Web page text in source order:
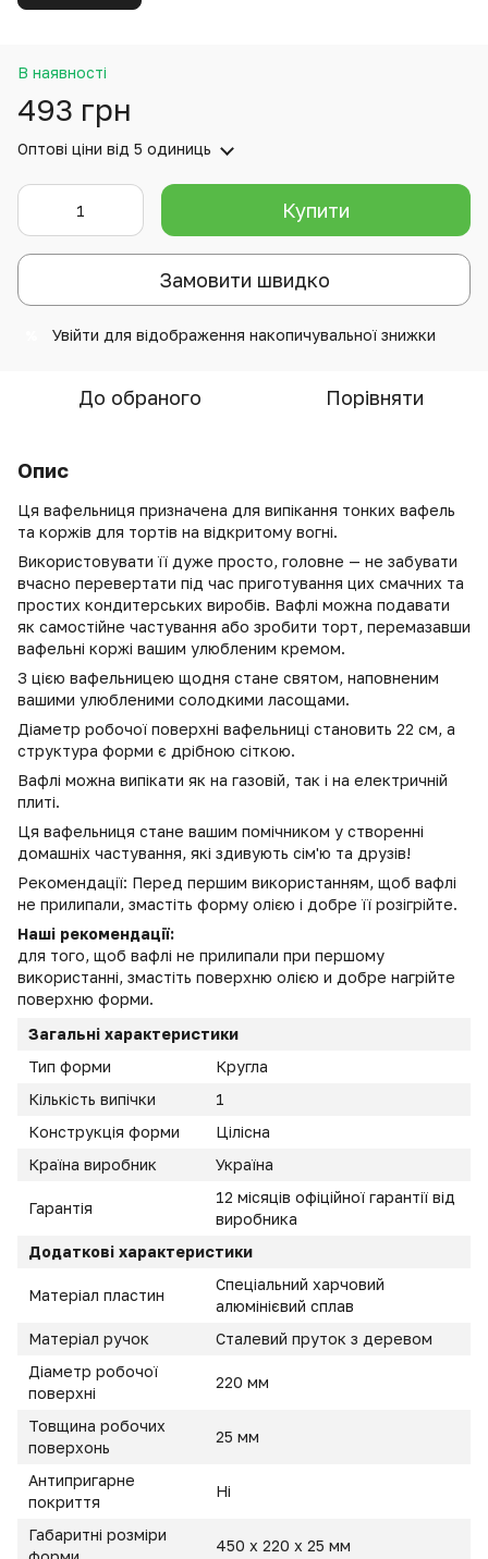
В наявності
493 грн
Оптові ціни від 5 одиниць
Купити
Замовити швидко
Увійти для відображення накопичувальної знижки
До обраного Порівняти
Опис
Ця вафельниця призначена для випікання тонких вафель
та коржів для тортів на відкритому вогні.
Використовувати її дуже просто, головне — не забувати
вчасно перевертати під час приготування цих смачних та
простих кондитерських виробів. Вафлі можна подавати
як самостійне частування або зробити торт, перемазавши
вафельні коржі вашим улюбленим кремом.
З цією вафельницею щодня стане святом, наповненим
вашими улюбленими солодкими ласощами.
Діаметр робочої поверхні вафельниці становить 22 см, а
структура форми є дрібною сіткою.
Вафлі можна випікати як на газовій, так і на електричній
плиті.
Ця вафельниця стане вашим помічником у створенні
домашніх частування, які здивують сім'ю та друзів!
Рекомендації: Перед першим використанням, щоб вафлі
не прилипали, змастіть форму олією і добре її розігрійте.
Наші рекомендації:
для того, щоб вафлі не прилипали при першому
використанні, змастіть поверхню олією и добре нагрійте
поверхню форми.
Загальні характеристики
Тип форми
Кругла
Кількість випічки
1
Конструкція форми
Цілісна
Країна виробник
Україна
Гарантія
12 місяців офіційної гарантії від
виробника
Додаткові характеристики
Матеріал пластин
Спеціальний харчовий
алюмінієвий сплав
Матеріал ручок
Сталевий пруток з деревом
Діаметр робочої
поверхні
220 мм
Товщина робочих
поверхонь
25 мм
Антипригарне
покриття
Ні
Габаритні розміри
450 х 220 х 25 мм